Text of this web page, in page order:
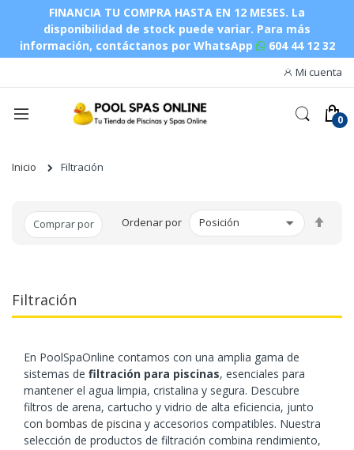
FINANCIA TU COMPRA HASTA EN 12 MESES. La
disponibilidad de stock puede variar. Para más
información, contáctanos por WhatsApp
604 44 12 32
Mi cuenta
Inicio Filtración
Filtración
En PoolSpaOnline contamos con una amplia gama de
sistemas de filtración para piscinas, esenciales para
mantener el agua limpia, cristalina y segura. Descubre
filtros de arena, cartucho y vidrio de alta eficiencia, junto
con bombas de piscina y accesorios compatibles. Nuestra
selección de productos de filtración combina rendimiento,
Ordenar por
Comprar por